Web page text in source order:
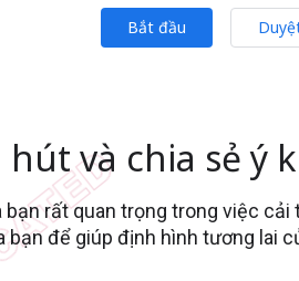
Bắt đầu
hút và chia sẻ ý
bạn rất quan trọng trong việc
bạn để giúp định hình tương lai